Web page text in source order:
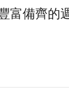
富備齊的